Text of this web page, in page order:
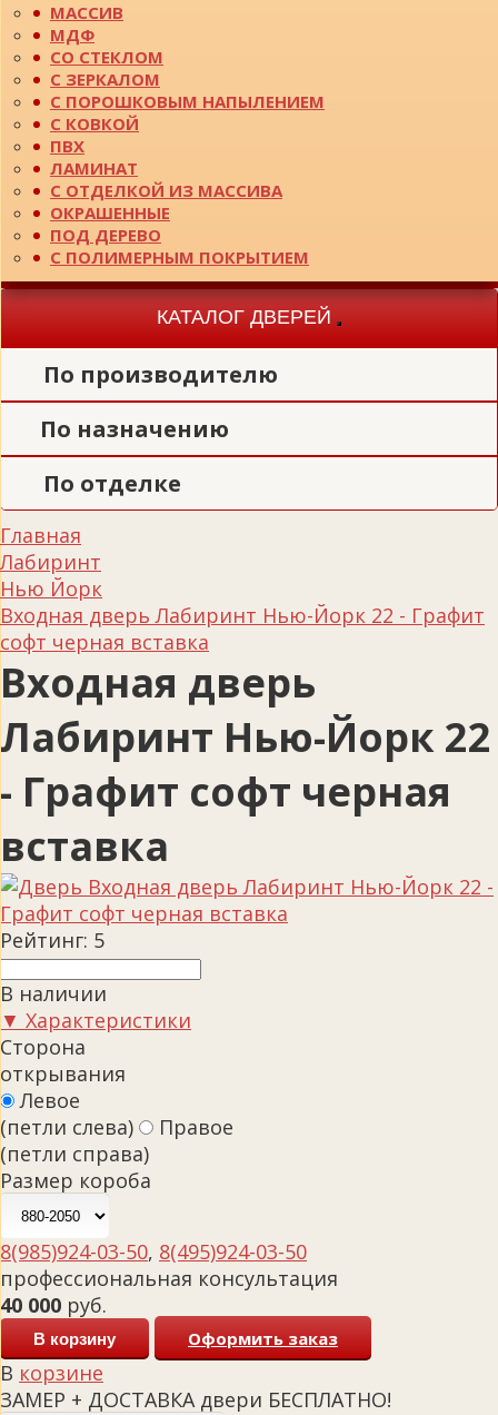
МАССИВ
МДФ
СО СТЕКЛОМ
С ЗЕРКАЛОМ
С ПОРОШКОВЫМ НАПЫЛЕНИЕМ
С КОВКОЙ
ПВХ
ЛАМИНАТ
С ОТДЕЛКОЙ ИЗ МАССИВА
ОКРАШЕННЫЕ
ПОД ДЕРЕВО
С ПОЛИМЕРНЫМ ПОКРЫТИЕМ
КАТАЛОГ ДВЕРЕЙ
Toggle
navigation
По производителю
По назначению
По отделке
Главная
Лабиринт
Нью Йорк
Входная дверь Лабиринт Нью-Йорк 22 - Графит
софт черная вставка
Входная дверь
Лабиринт Нью-Йорк 22
- Графит софт черная
вставка
Рейтинг: 5
В наличии
▼ Характеристики
Сторона
открывания
Левое
(петли слева)
Правое
(петли справа)
Размер короба
8(985)924-03-50, 8(495)924-03-50
профессиональная консультация
40 000 руб.
В корзину Оформить заказ
В корзине
ЗАМЕР + ДОСТАВКА двери БЕСПЛАТНО!